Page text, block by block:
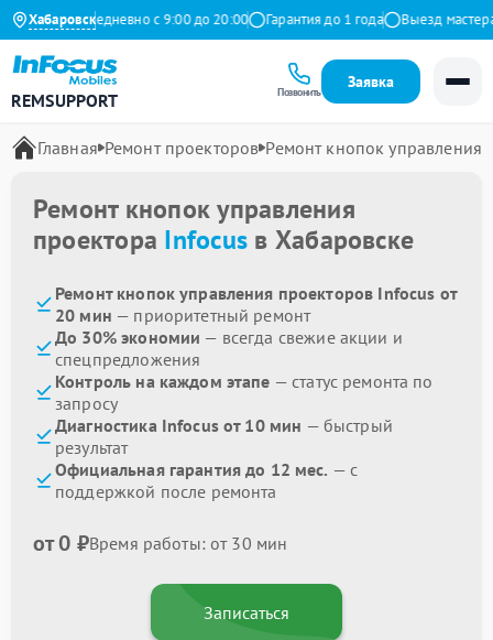
ХабаровскЕжедневно с 9:00 до 20:00 Гарантия до 1 года Выезд мастера
REMSUPPORT Позвонить
Заявка
Главная Ремонт проекторов Ремонт кнопок управления
Ремонт кнопок управления
проектора Infocus в Хабаровске
Ремонт кнопок управления проекторов Infocus от
20 мин — приоритетный ремонт
До 30% экономии — всегда свежие акции и
спецпредложения
Контроль на каждом этапе — статус ремонта по
запросу
Диагностика Infocus от 10 мин — быстрый
результат
Официальная гарантия до 12 мес. — с
поддержкой после ремонта
от 0 ₽Время работы: от 30 мин
Записаться